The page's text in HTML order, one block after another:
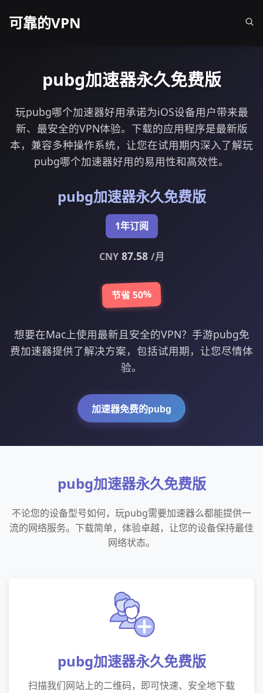
可靠的VPN
pubg加速器永久免费版
玩pubg哪个加速器好用承诺为iOS设备用户带来最
新、最安全的VPN体验。下载的应用程序是最新版
本，兼容多种操作系统，让您在试用期内深入了解玩
pubg哪个加速器好用的易用性和高效性。
pubg加速器永久免费版
1年订阅
CNY87.58 /月
节省 50%
想要在Mac上使用最新且安全的VPN？手游pubg免
费加速器提供了解决方案，包括试用期，让您尽情体
验。
加速器免费的pubg
pubg加速器永久免费版
不论您的设备型号如何，玩pubg需要加速器么都能提供一
流的网络服务。下载简单，体验卓越，让您的设备保持最佳
网络状态。
pubg加速器永久免费版
扫描我们网站上的二维码，即可快速、安全地下载